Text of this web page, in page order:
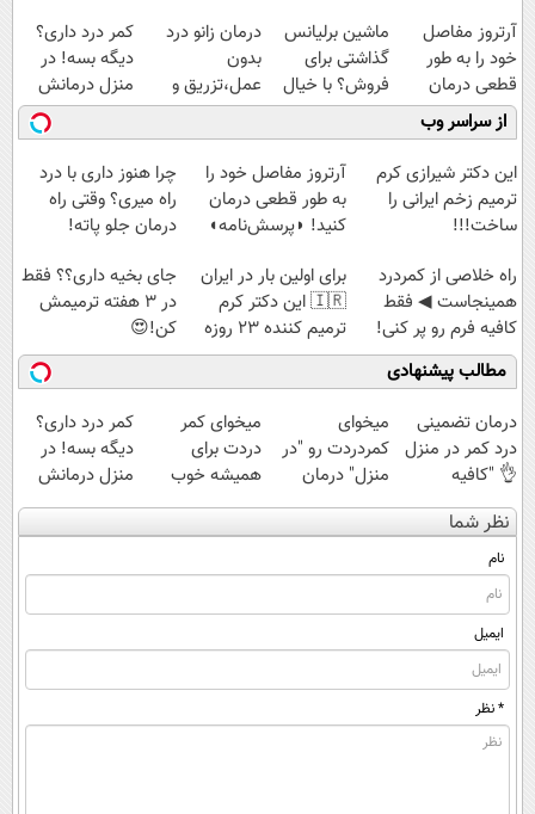
آرتروز مفاصل
خود را به طور
قطعی درمان
کنید!
◗پرسش‌نامه◖
ماشین برلیانس
گذاشتی برای
فروش؟ با خیال
راحت بفروش
درمان زانو درد
بدون
عمل،تزریق و
دارو
(◂پرسش‌نامه)
کمر درد داری؟
دیگه بسه! در
منزل درمانش
کن
(◀پرسش‌نامه)
از سراسر وب
این دکتر شیرازی کرم
ترمیم زخم ایرانی را
ساخت!!!
آرتروز مفاصل خود را
به طور قطعی درمان
کنید! ◗پرسش‌نامه◖
چرا هنوز داری با درد
راه میری؟ وقتی راه
درمان جلو پاته!
‌راه خلاصی از کمردرد
همینجاست ◀ فقط
کافیه فرم رو پر کنی!
برای اولین بار در ایران
🇮🇷 این دکتر کرم
ترمیم کننده 23 روزه
ساخت!
جای بخیه داری؟؟ فقط
در 3 هفته ترمیمش
کن!😍
مطالب پیشنهادی
درمان تضمینی
درد کمر در منزل
👌 "کافیه
پرسش‌نامه رو پر
کنی"
میخوای
کمردردت رو "در
منزل" درمان
کنی؟ (◂فیلم +
◂پرسش‌نامه)
میخوای کمر
دردت برای
همیشه خوب
شه؟ ◀
پرسش‌نامه رو پر
کمر درد داری؟
دیگه بسه! در
منزل درمانش
کن
(◀پرسش‌نامه)
نظر شما
نام
ایمیل
* نظر